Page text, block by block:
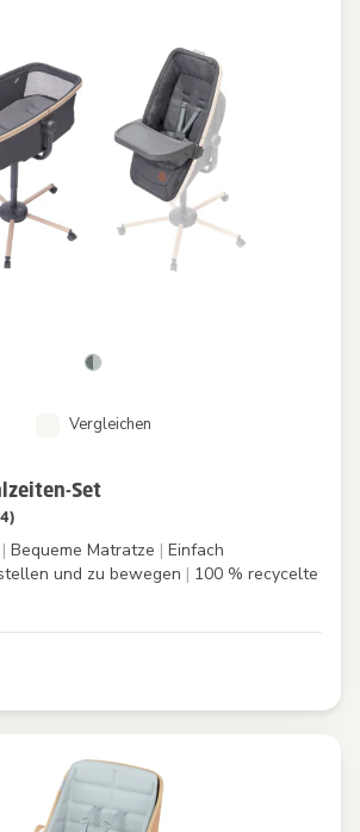
Vergleichen
Set
| Bequeme Matratze | Einfach
und zu bewegen | 100 % recycelte